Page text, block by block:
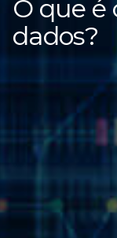
O que
dados?